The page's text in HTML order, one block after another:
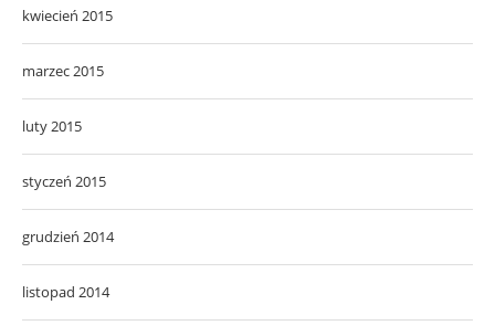
kwiecień 2015
marzec 2015
luty 2015
styczeń 2015
grudzień 2014
listopad 2014